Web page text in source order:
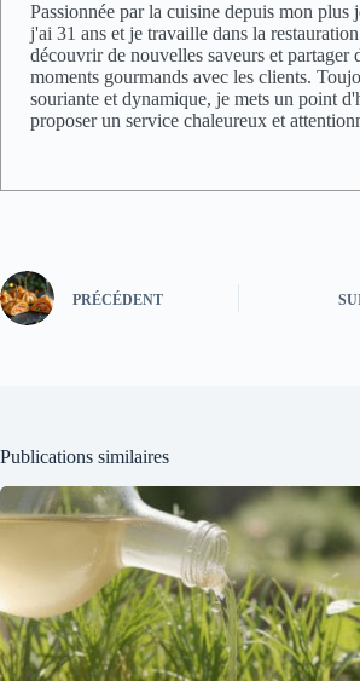
Passionnée par la cuisine depuis mon plus
j'ai 31 ans et je travaille dans la
découvrir de nouvelles saveurs et partager
moments gourmands avec les clients.
souriante et dynamique, je mets un point
proposer un service chaleureux et
PRÉCÉDENT
Publications similaires